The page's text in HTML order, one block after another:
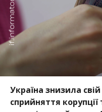
Україна знизила
сприйняття